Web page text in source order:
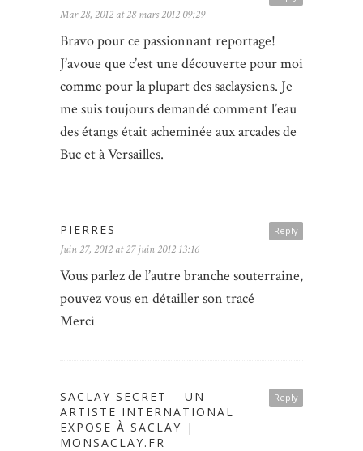
Mar 28, 2012 at 28 mars 2012 09:29
Bravo pour ce passionnant reportage!
J’avoue que c’est une découverte pour moi
comme pour la plupart des saclaysiens. Je
me suis toujours demandé comment l’eau
des étangs était acheminée aux arcades de
Buc et à Versailles.
Reply
PIERRES
Juin 27, 2012 at 27 juin 2012 13:16
Vous parlez de l’autre branche souterraine,
pouvez vous en détailler son tracé
Merci
Reply
SACLAY SECRET – UN
ARTISTE INTERNATIONAL
EXPOSE À SACLAY |
MONSACLAY.FR